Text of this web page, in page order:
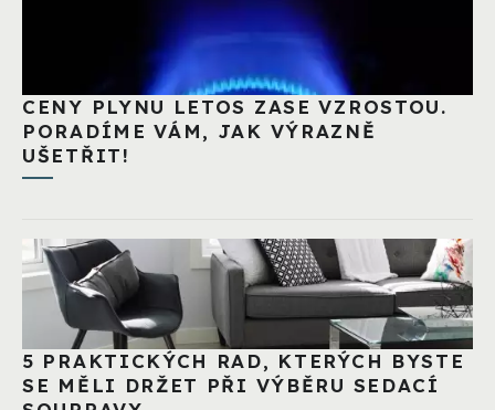
CENY PLYNU LETOS ZASE VZROSTOU.
PORADÍME VÁM, JAK VÝRAZNĚ
UŠETŘIT!
5 PRAKTICKÝCH RAD, KTERÝCH BYSTE
SE MĚLI DRŽET PŘI VÝBĚRU SEDACÍ